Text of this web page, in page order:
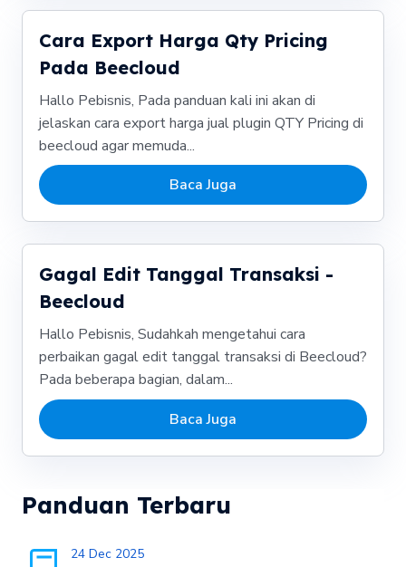
Cara Export Harga Qty Pricing
Pada Beecloud
Hallo Pebisnis, Pada panduan kali ini akan di
jelaskan cara export harga jual plugin QTY Pricing di
beecloud agar memuda...
Baca Juga
Gagal Edit Tanggal Transaksi -
Beecloud
Hallo Pebisnis, Sudahkah mengetahui cara
perbaikan gagal edit tanggal transaksi di Beecloud?
Pada beberapa bagian, dalam...
Baca Juga
Panduan Terbaru
24 Dec 2025